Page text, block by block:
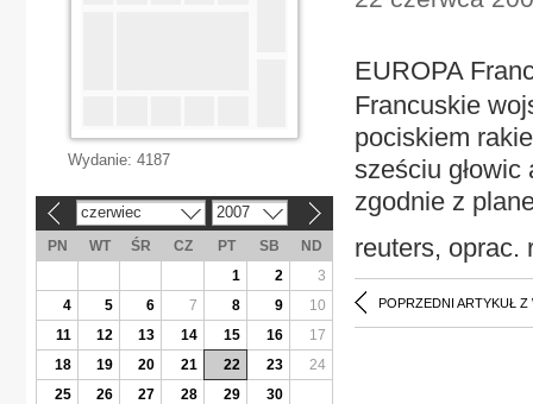
EUROPA
Francuskie
pociskiem
sześciu
zgodnie z
reuters, oprac.
POPRZEDNI ARTYKUŁ Z
Wydanie: 4187
czerwiec 2007
PN WT ŚR CZ PT SB
ND
1
2
3
4
5 6 7 8 9
10
11
12 13 14 15 16
17
18
19 20 21 22 23
24
25
26 27 28 29 30